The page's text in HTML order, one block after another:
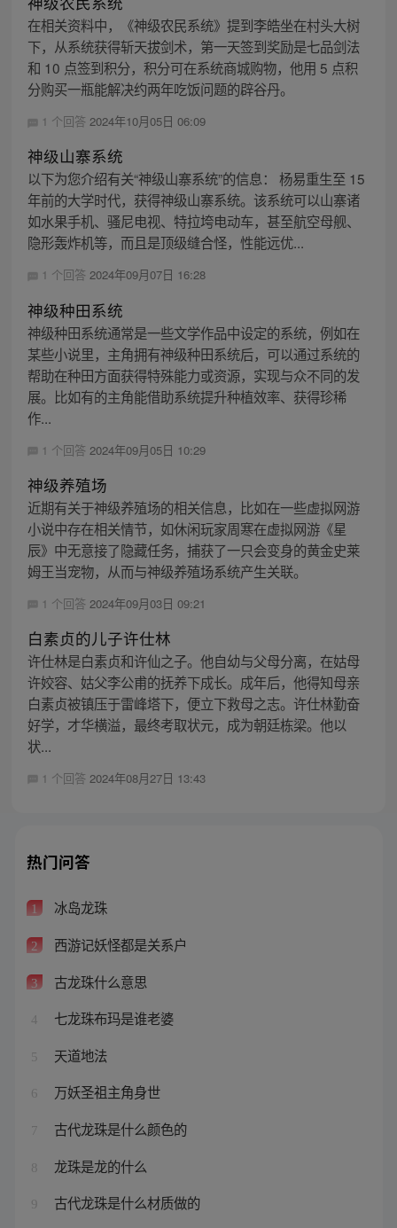
在相关资料中，《神级农民系统》提到李皓坐在村头大树
下，从系统获得斩天拔剑术，第一天签到奖励是七品剑法
和 10 点签到积分，积分可在系统商城购物，他用 5 点积
分购买一瓶能解决约两年吃饭问题的辟谷丹。
1 个回答 2024年10月05日 06:09
神级山寨系统
以下为您介绍有关“神级山寨系统”的信息： 杨易重生至 15
年前的大学时代，获得神级山寨系统。该系统可以山寨诸
如水果手机、骚尼电视、特拉垮电动车，甚至航空母舰、
隐形轰炸机等，而且是顶级缝合怪，性能远优...
1 个回答 2024年09月07日 16:28
神级种田系统
神级种田系统通常是一些文学作品中设定的系统，例如在
某些小说里，主角拥有神级种田系统后，可以通过系统的
帮助在种田方面获得特殊能力或资源，实现与众不同的发
展。比如有的主角能借助系统提升种植效率、获得珍稀
作...
1 个回答 2024年09月05日 10:29
神级养殖场
近期有关于神级养殖场的相关信息，比如在一些虚拟网游
小说中存在相关情节，如休闲玩家周寒在虚拟网游《星
辰》中无意接了隐藏任务，捕获了一只会变身的黄金史莱
姆王当宠物，从而与神级养殖场系统产生关联。
1 个回答 2024年09月03日 09:21
白素贞的儿子许仕林
许仕林是白素贞和许仙之子。他自幼与父母分离，在姑母
许姣容、姑父李公甫的抚养下成长。成年后，他得知母亲
白素贞被镇压于雷峰塔下，便立下救母之志。许仕林勤奋
好学，才华横溢，最终考取状元，成为朝廷栋梁。他以
状...
1 个回答 2024年08月27日 13:43
热门问答
1 冰岛龙珠
2 西游记妖怪都是关系户
3 古龙珠什么意思
4 七龙珠布玛是谁老婆
5 天道地法
6 万妖圣祖主角身世
7 古代龙珠是什么颜色的
8 龙珠是龙的什么
9 古代龙珠是什么材质做的